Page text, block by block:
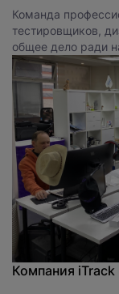
Команда
тестировщиков,
общее дело ради
Компания iTrack
Нажимая на
политикой
CRM для
HRM для
ДЕМО CRM
Внедрение